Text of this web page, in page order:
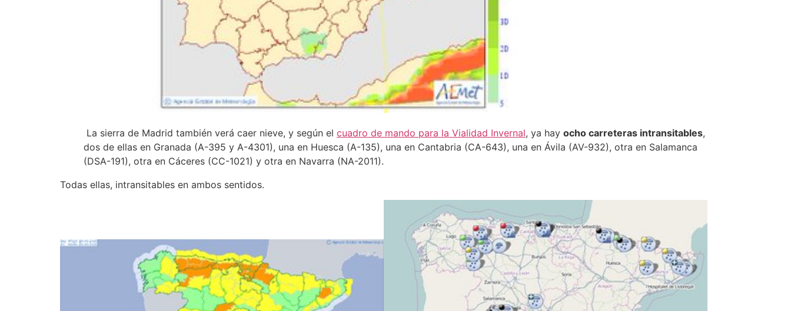
La sierra de Madrid también verá caer nieve, y según el cuadro de mando para la Vialidad Invernal, ya hay ocho carreteras intransitables,
dos de ellas en Granada (A-395 y A-4301), una en Huesca (A-135), una en Cantabria (CA-643), una en Ávila (AV-932), otra en Salamanca
(DSA-191), otra en Cáceres (CC-1021) y otra en Navarra (NA-2011).
Todas ellas, intransitables en ambos sentidos.